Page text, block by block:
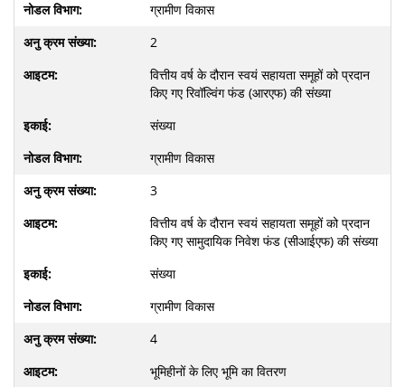
ग्रामीण विकास
2
वित्तीय वर्ष के दौरान स्वयं सहायता समूहों को प्रदान
किए गए रिवॉल्विंग फंड (आरएफ) की संख्या
संख्या
ग्रामीण विकास
3
वित्तीय वर्ष के दौरान स्वयं सहायता समूहों को प्रदान
किए गए सामुदायिक निवेश फंड (सीआईएफ) की संख्या
संख्या
ग्रामीण विकास
4
भूमिहीनों के लिए भूमि का वितरण